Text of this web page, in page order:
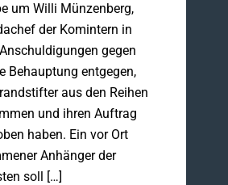
um Willi Münzenberg,
der Komintern in
gegen
Behauptung entgegen,
aus den Reihen
und ihren Auftrag
haben. Ein vor Ort
Anhänger der
soll […]